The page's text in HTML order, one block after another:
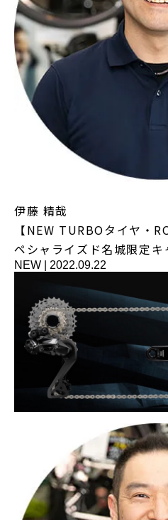
伊藤 精哉
【NEW TURBOタイヤ・
ペシャライズド名城限定
NEW 2022.09.22